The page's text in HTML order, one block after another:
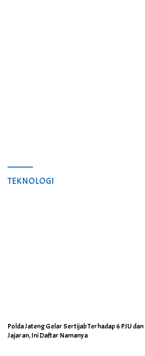
TEKNOLOGI
Polda Jateng Gelar Sertijab Terhadap 6 PJU
Jajaran, Ini Daftar Namanya